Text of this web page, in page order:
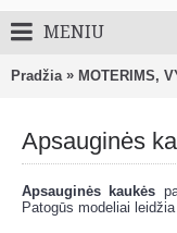
MENIU
Pradžia » MOTERIMS,
Apsauginės
Apsauginės kaukės
Patogūs modeliai